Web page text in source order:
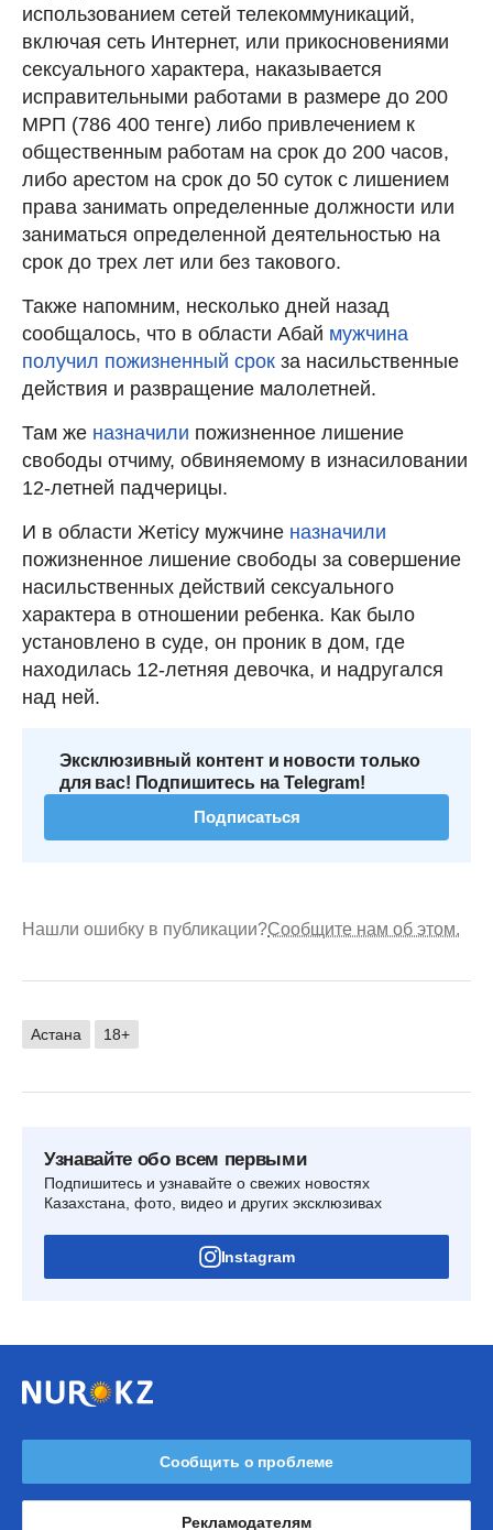
использованием сетей телекоммуникаций,
включая сеть Интернет, или прикосновениями
сексуального характера, наказывается
исправительными работами в размере до 200
МРП (786 400 тенге) либо привлечением к
общественным работам на срок до 200 часов,
либо арестом на срок до 50 суток с лишением
права занимать определенные должности или
заниматься определенной деятельностью на
срок до трех лет или без такового.
Также напомним, несколько дней назад
сообщалось, что в области Абай мужчина
получил пожизненный срок за насильственные
действия и развращение малолетней.
Там же назначили пожизненное лишение
свободы отчиму, обвиняемому в изнасиловании
12-летней падчерицы.
И в области Жетісу мужчине назначили
пожизненное лишение свободы за совершение
насильственных действий сексуального
характера в отношении ребенка. Как было
установлено в суде, он проник в дом, где
находилась 12-летняя девочка, и надругался
над ней.
Эксклюзивный контент и новости только
для вас! Подпишитесь на Telegram!
Подписаться
Нашли ошибку в публикации?Сообщите нам об этом.
Астана 18+
Узнавайте обо всем первыми
Подпишитесь и узнавайте о свежих новостях
Казахстана, фото, видео и других эксклюзивах
Instagram
Сообщить о проблеме
Рекламодателям